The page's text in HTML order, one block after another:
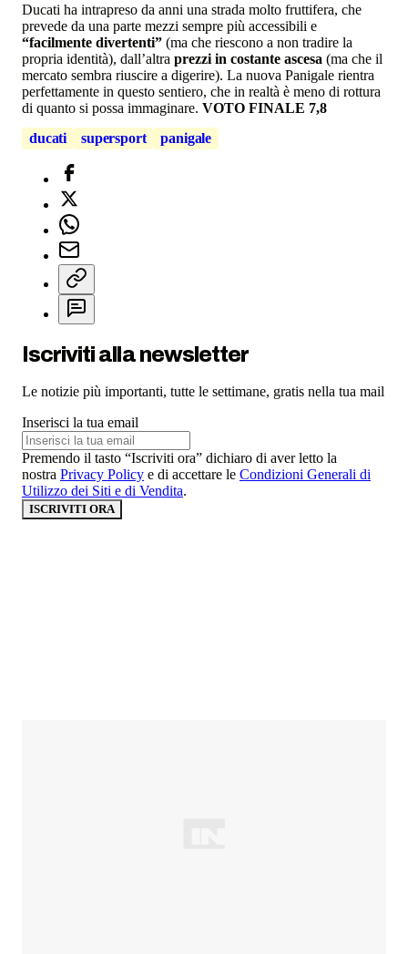
Ducati ha intrapreso da anni una strada molto fruttifera, che
prevede da una parte mezzi sempre più accessibili e
“facilmente divertenti” (ma che riescono a non tradire la
propria identità), dall’altra prezzi in costante ascesa (ma che il
mercato sembra riuscire a digerire). La nuova Panigale rientra
perfettamente in questo sentiero, che in realtà è meno di rottura
di quanto si possa immaginare. VOTO FINALE 7,8
ducati
supersport panigale
Iscriviti alla newsletter
Le notizie più importanti, tutte le settimane, gratis nella tua mail
Inserisci la tua email
Premendo il tasto “Iscriviti ora” dichiaro di aver letto la
nostra Privacy Policy e di accettare le Condizioni Generali di
Utilizzo dei Siti e di Vendita.
ISCRIVITI ORA